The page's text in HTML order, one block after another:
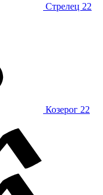
Стрелец 22
Козерог 22